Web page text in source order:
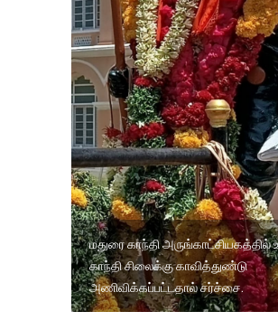
மதுரை காந்தி அருங்காட்சியகத்தில்
காந்தி சிலைக்கு காவித்துண்டு
அணிவிக்கப்பட்டதால் சர்ச்சை.